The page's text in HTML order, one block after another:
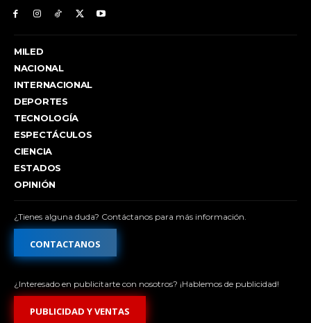
MILED
NACIONAL
INTERNACIONAL
DEPORTES
TECNOLOGÍA
ESPECTÁCULOS
CIENCIA
ESTADOS
OPINIÓN
¿Tienes alguna duda? Contáctanos para más información.
CONTACTANOS
¿Interesado en publicitarte con nosotros? ¡Hablemos de publicidad!
PUBLICIDAD Y VENTAS